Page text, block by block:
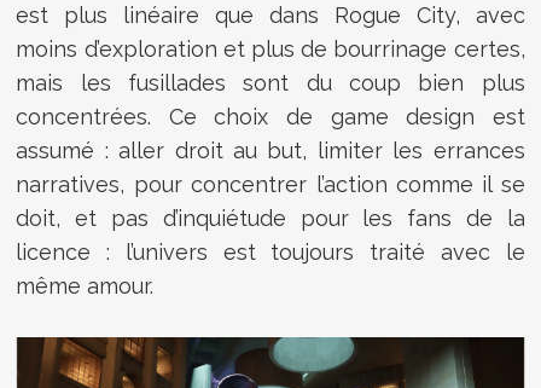
est plus linéaire que dans Rogue City, avec
moins d’exploration et plus de bourrinage certes,
mais les fusillades sont du coup bien plus
concentrées. Ce choix de game design est
assumé : aller droit au but, limiter les errances
narratives, pour concentrer l’action comme il se
doit, et pas d’inquiétude pour les fans de la
licence : l’univers est toujours traité avec le
même amour.